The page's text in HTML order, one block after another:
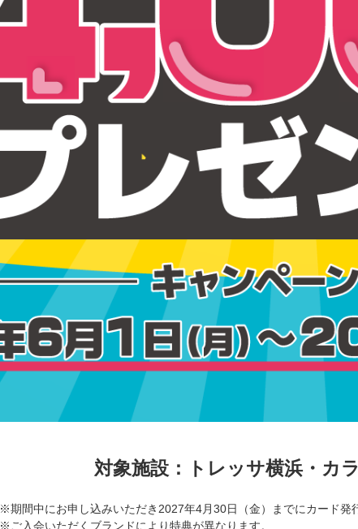
対象施設：トレッサ横浜・カ
※期間中にお申し込みいただき2027年4月30日（金）までにカード発
※ご入会いただくブランドにより特典が異なります。